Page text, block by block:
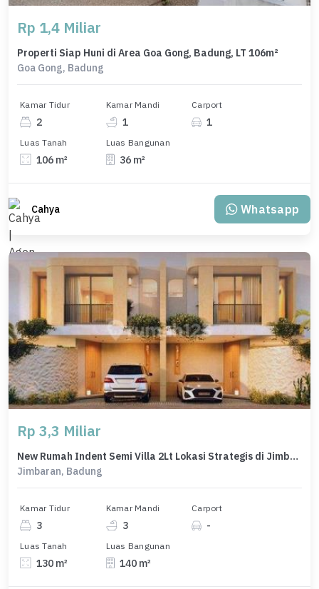
Rp 1,4 Miliar
Properti Siap Huni di Area Goa Gong, Badung, LT 106m²
Goa Gong, Badung
Kamar Tidur
2
Kamar Mandi
1
Carport
1
Luas Tanah
106 m²
Luas Bangunan
36 m²
Cahya Whatsapp
Rp 3,3 Miliar
New Rumah Indent Semi Villa 2Lt Lokasi Strategis di Jimbaran
Jimbaran, Badung
Kamar Tidur
3
Kamar Mandi
3
Carport
-
Luas Tanah
130 m²
Luas Bangunan
140 m²